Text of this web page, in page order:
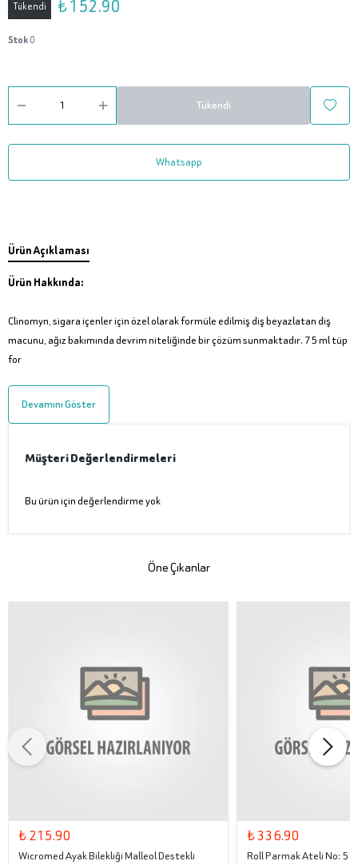
Tükendi ₺ 152.90
Stok0
Tükendi
Whatsapp
Ürün Açıklaması
Ürün Hakkında:
Clinomyn, sigara içenler için özel olarak formüle edilmiş diş beyazlatan diş
macunu, ağız bakımında devrim niteliğinde bir çözüm sunmaktadır. 75 ml tüp
for
Devamını Göster
Müşteri Değerlendirmeleri
Bu ürün için değerlendirme yok
Öne Çıkanlar
₺ 215.90
Wicromed Ayak Bilekliği Malleol Destekli
₺ 336.90
Roll Parmak Ateli No: 5